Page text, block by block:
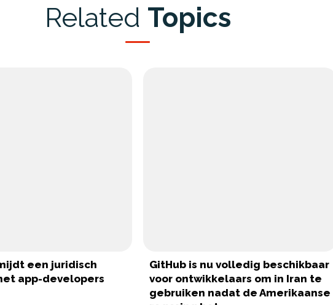
Related Topics
een juridisch
app-developers
GitHub is nu volledig beschikbaar
voor ontwikkelaars om in Iran te
gebruiken nadat de Amerikaanse